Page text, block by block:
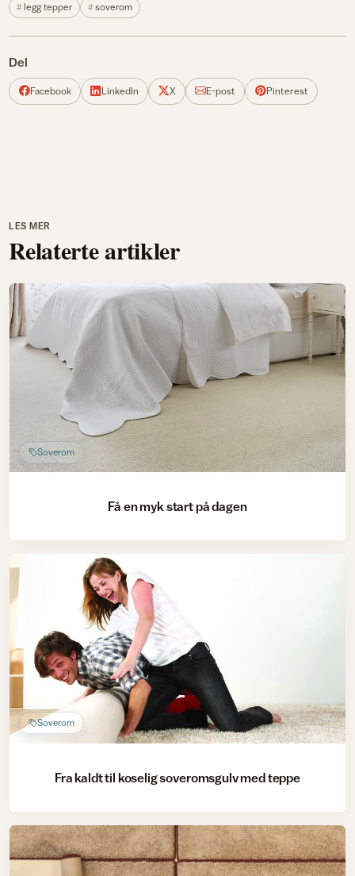
legg tepper soverom
Del
Facebook LinkedIn X E-post Pinterest
LES MER
Relaterte artikler
Soverom
Få en myk start på dagen
Soverom
Fra kaldt til koselig soveromsgulv med teppe